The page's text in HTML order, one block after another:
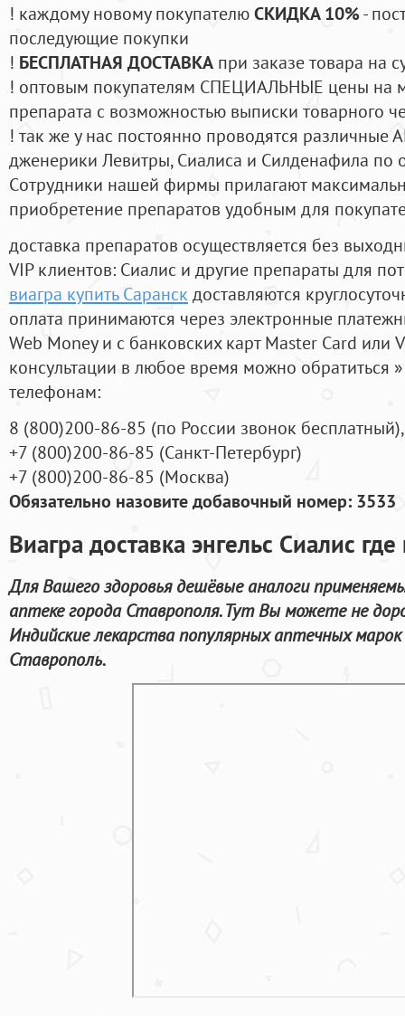
! каждому новому покупателюСКИДКА 10%-
последующие покупки
! БЕСПЛАТНАЯ ДОСТАВКА при заказе товара на
! оптовым покупателям СПЕЦИАЛЬНЫЕ цены на
препарата с возможностью выписки товарного
! так же у нас постоянно проводятся
дженерики Левитры, Сиалиса и Силденафила по
Cотрудники нашей фирмы прилагают
приобретение препаратов удобным для
доставка препаратов осуществляется без
VIP клиентов: Сиалис и другие препараты для
виагра купить Саранск доставляются
оплата принимаются через электронные
Web Money и с банковских карт Master Card или
консультации в любое время можно обратиться
телефонам:
8 (800)200-86-85 (по России звонок бесплатный),
+7 (800)200-86-85 (Санкт-Петербург)
+7 (800)200-86-85 (Москва)
Обязательно назовите добавочный номер: 3533
Виагра доставка энгельс Сиалис
Для Вашего здоровья дешёвые аналоги
аптеке города Ставрополя. Тут Вы можете не
Индийские лекарства популярных аптечных
Ставрополь.